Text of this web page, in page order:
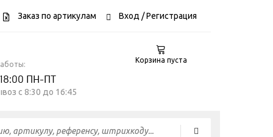
Заказ по артикулам Вход / Регистрация
ПН-ПТ
c 8:30 до 16:45
Корзина пуста